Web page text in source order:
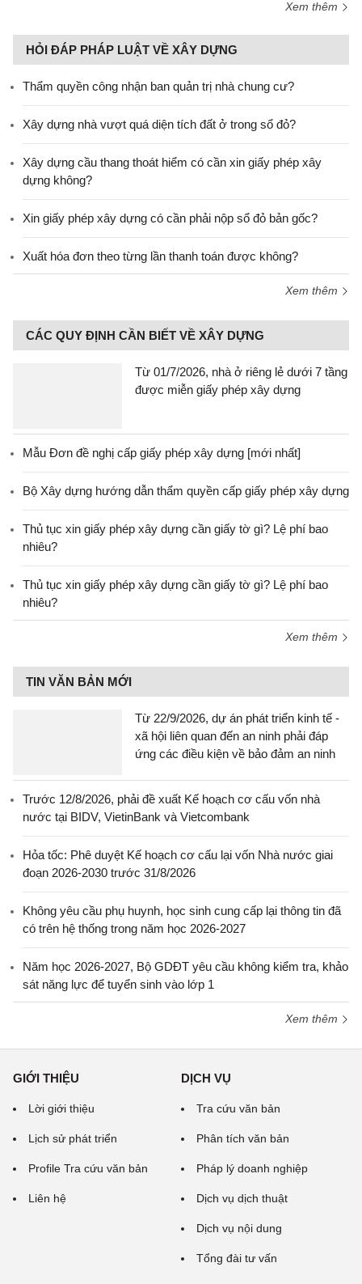
Xem thêm
HỎI ĐÁP PHÁP LUẬT VỀ XÂY DỰNG
Thẩm quyền công nhận ban quản trị nhà chung cư?
Xây dựng nhà vượt quá diện tích đất ở trong sổ đỏ?
Xây dựng cầu thang thoát hiểm có cần xin giấy phép xây
dựng không?
Xin giấy phép xây dựng có cần phải nộp sổ đỏ bản gốc?
Xuất hóa đơn theo từng lần thanh toán được không?
Xem thêm
CÁC QUY ĐỊNH CẦN BIẾT VỀ XÂY DỰNG
Từ 01/7/2026, nhà ở riêng lẻ dưới 7 tầng
được miễn giấy phép xây dựng
Mẫu Đơn đề nghị cấp giấy phép xây dựng [mới nhất]
Bộ Xây dựng hướng dẫn thẩm quyền cấp giấy phép xây dựng
Thủ tục xin giấy phép xây dựng cần giấy tờ gì? Lệ phí bao
nhiêu?
Thủ tục xin giấy phép xây dựng cần giấy tờ gì? Lệ phí bao
nhiêu?
Xem thêm
TIN VĂN BẢN MỚI
Từ 22/9/2026, dự án phát triển kinh tế -
xã hội liên quan đến an ninh phải đáp
ứng các điều kiện về bảo đảm an ninh
Trước 12/8/2026, phải đề xuất Kế hoạch cơ cấu vốn nhà
nước tại BIDV, VietinBank và Vietcombank
Hỏa tốc: Phê duyệt Kế hoạch cơ cấu lại vốn Nhà nước giai
đoạn 2026-2030 trước 31/8/2026
Không yêu cầu phụ huynh, học sinh cung cấp lại thông tin đã
có trên hệ thống trong năm học 2026-2027
Năm học 2026-2027, Bộ GDĐT yêu cầu không kiểm tra, khảo
sát năng lực để tuyển sinh vào lớp 1
Xem thêm
GIỚI THIỆU
Lời giới thiệu
Lịch sử phát triển
Profile Tra cứu văn bản
Liên hệ
DỊCH VỤ
Tra cứu văn bản
Phân tích văn bản
Pháp lý doanh nghiệp
Dịch vụ dịch thuật
Dịch vụ nội dung
Tổng đài tư vấn